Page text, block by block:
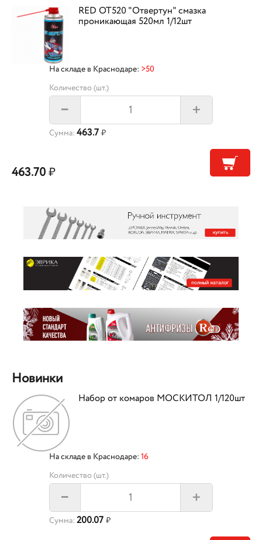
RED OT520 "Отвертун" смазка
проникающая 520мл 1/12шт
На складе в Краснодаре: >50
Количество (шт.)
– +
Сумма: 463.7 ₽
463.70₽
Новинки
Набор от комаров МОСКИТОЛ 1/120шт
На складе в Краснодаре: 16
Количество (шт.)
– +
Сумма: 200.07 ₽